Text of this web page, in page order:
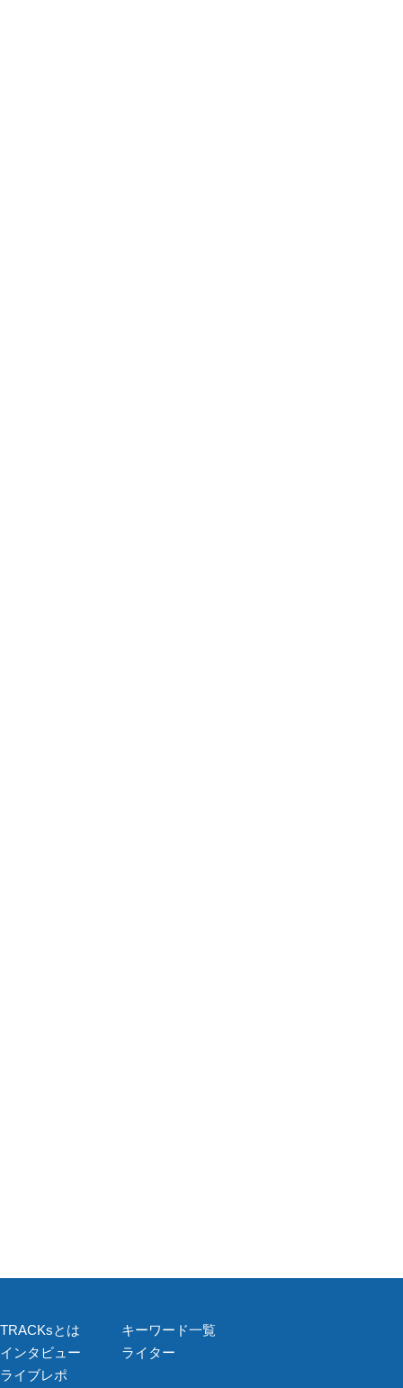
TRACKsとは
インタビュー
ライブレポ
キーワード一覧
ライター